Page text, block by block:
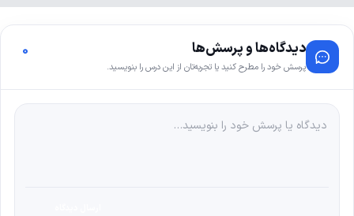
دیدگاه‌ها و پرسش‌ها
پرسش خود را مطرح کنید یا تجربه‌تان از این درس را بنویسید.
0